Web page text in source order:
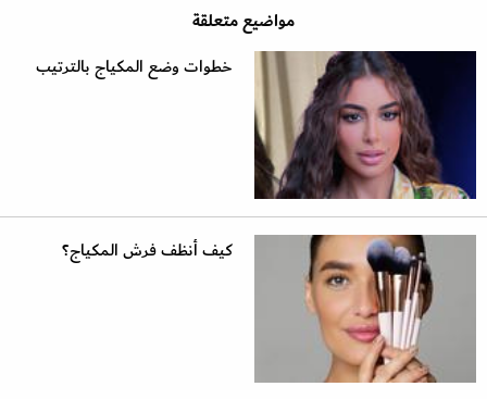
مواضيع متعلقة
خطوات وضع المكياج بالترتيب
كيف أنظف فرش المكياج؟